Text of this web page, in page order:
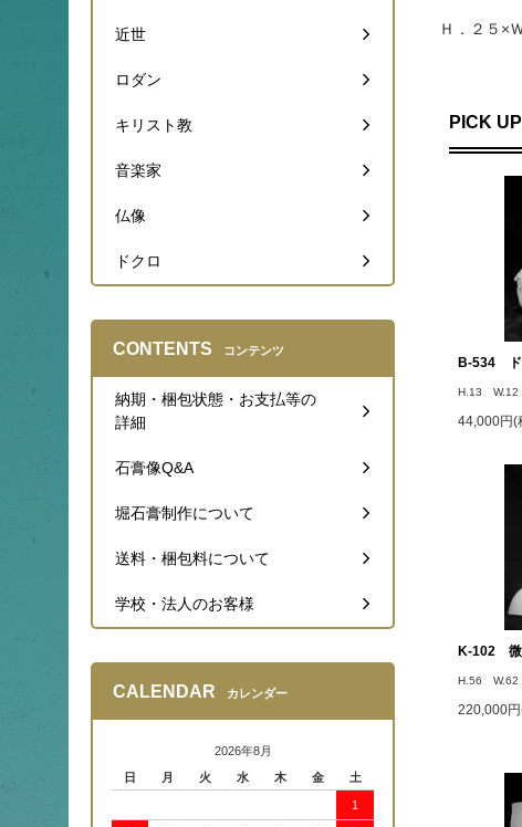
Ｈ．２５×
PICK
B-534 ド
H.13
44,000円(
K-102 微
H.56
220,000
近世
ロダン
キリスト教
音楽家
仏像
ドクロ
CONTENTS コンテンツ
納期・梱包状態・お支払等の
詳細
石膏像Q&A
堀石膏制作について
送料・梱包料について
学校・法人のお客様
CALENDAR カレンダー
2026年8月
日
月 火 水 木 金 土
1